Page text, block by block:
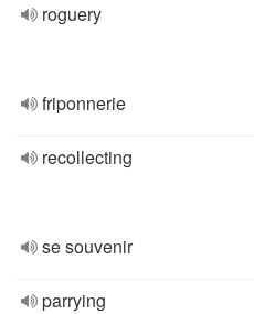
roguery
friponnerie
recollecting
se souvenir
parrying